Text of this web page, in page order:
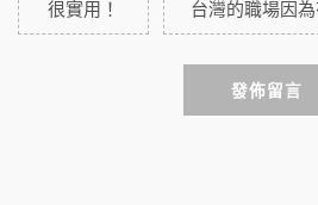
很實用！ 台灣的職場因
發佈留言